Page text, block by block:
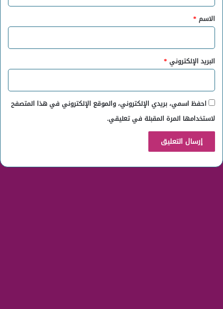
*
الاسم *
البريد الإلكتروني *
احفظ اسمي، بريدي الإلكتروني، والموقع الإلكتروني في هذا المتصفح
لاستخدامها المرة المقبلة في تعليقي.